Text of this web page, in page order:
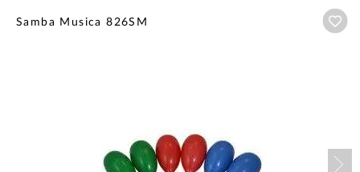
Samba Musica 826SM